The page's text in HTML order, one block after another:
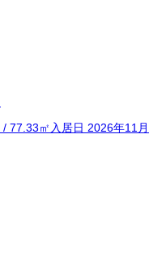
/ 77.33㎡ 入居日 2026年11月